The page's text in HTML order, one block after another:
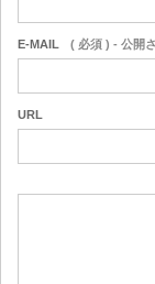
E-MAIL ( 必須 ) - 公開
URL